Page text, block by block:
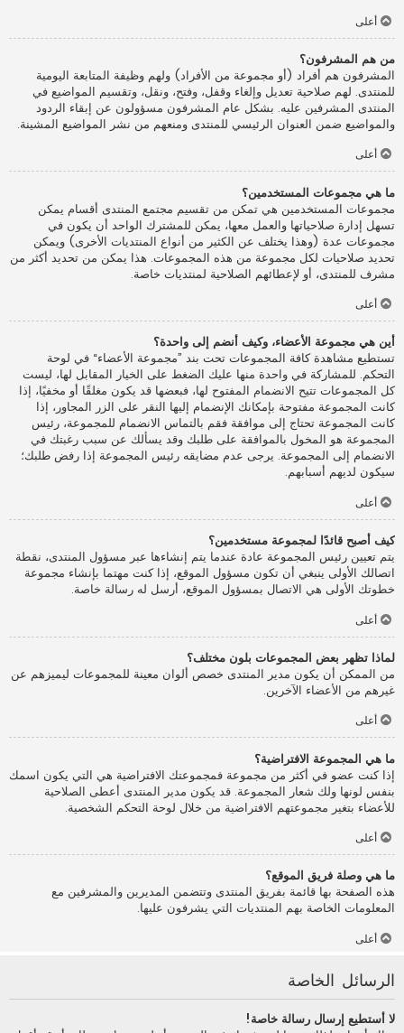
أعلى
من هم المشرفون؟
المشرفون هم أفراد (أو مجموعة من الأفراد) ولهم وظيفة المتابعة اليومية
للمنتدى. لهم صلاحية تعديل وإلغاء وقفل، وفتح، ونقل، وتقسيم المواضيع في
المنتدى المشرفين عليه. بشكل عام المشرفون مسؤولون عن إبقاء الردود
والمواضيع ضمن العنوان الرئيسي للمنتدى ومنعهم من نشر المواضيع المشينة.
أعلى
ما هي مجموعات المستخدمين؟
مجموعات المستخدمين هي تمكن من تقسيم مجتمع المنتدى أقسام يمكن
تسهل إدارة صلاحياتها والعمل معها، يمكن للمشترك الواحد أن يكون في
مجموعات عدة (وهذا يختلف عن الكثير من أنواع المنتديات الأخرى) ويمكن
تحديد صلاحيات لكل مجموعة من هذه المجموعات. هذا يمكن من تحديد أكثر من
مشرف للمنتدى، أو لإعطائهم الصلاحية لمنتديات خاصة.
أعلى
أين هي مجموعة الأعضاء، وكيف أنضم إلى واحدة؟
تستطيع مشاهدة كافة المجموعات تحت بند ”مجموعة الأعضاء“ في لوحة
التحكم. للمشاركة في واحدة منها عليك الضغط على الخيار المقابل لها، ليست
كل المجموعات تتيح الانضمام المفتوح لها، فبعضها قد يكون مغلقًا أو مخفيًا، إذا
كانت المجموعة مفتوحة بإمكانك الإنضمام إليها النقر على الزر المجاور، إذا
كانت المجموعة تحتاج إلى موافقة فقم بالتماس الانضمام للمجموعة، رئيس
المجموعة هو المخول بالموافقة على طلبك وقد يسألك عن سبب رغبتك في
الانضمام إلى المجموعة. يرجى عدم مضايقه رئيس المجموعة إذا رفض طلبك؛
سيكون لديهم أسبابهم.
أعلى
كيف أصبح قائدًا لمجموعة مستخدمين؟
يتم تعيين رئيس المجموعة عادة عندما يتم إنشاءها عبر مسؤول المنتدى، نقطة
اتصالك الأولى ينبغي أن تكون مسؤول الموقع، إذا كنت مهتما بإنشاء مجموعة
خطوتك الأولى هي الاتصال بمسؤول الموقع، أرسل له رسالة خاصة.
أعلى
لماذا تظهر بعض المجموعات بلون مختلف؟
من الممكن أن يكون مدير المنتدى خصص ألوان معينة للمجموعات ليميزهم عن
غيرهم من الأعضاء الآخرين.
أعلى
ما هي المجموعة الافتراضية؟
إذا كنت عضو في أكثر من مجموعة فمجموعتك الافتراضية هي التي يكون اسمك
بنفس لونها ولك شعار المجموعة. قد يكون مدير المنتدى أعطى الصلاحية
للأعضاء بتغير مجموعتهم الافتراضية من خلال لوحة التحكم الشخصية.
أعلى
ما هي وصلة فريق الموقع؟
هذه الصفحة بها قائمة بفريق المنتدى وتتضمن المديرين والمشرفين مع
المعلومات الخاصة بهم المنتديات التي يشرفون عليها.
أعلى
الرسائل الخاصة
لا أستطيع إرسال رسالة خاصة!